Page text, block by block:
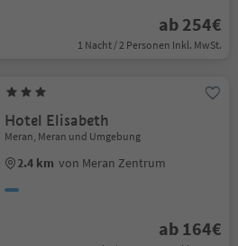
ab 254€
1 Nacht / 2 Personen Inkl. MwSt.
Hotel Elisabeth
Meran, Meran und Umgebung
2.4 km von Meran Zentrum
ab 164€